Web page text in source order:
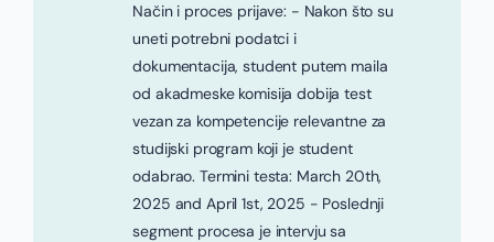
Način i proces prijave: - Nakon što su
uneti potrebni podatci i
dokumentacija, student putem maila
od akadmeske komisija dobija test
vezan za kompetencije relevantne za
studijski program koji je student
odabrao. Termini testa: March 20th,
2025 and April 1st, 2025 - Poslednji
segment procesa je intervju sa